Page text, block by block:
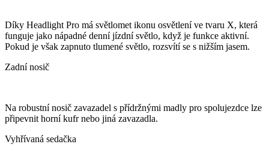
Díky Headlight Pro má světlomet ikonu osvětlení ve tvaru X, která
funguje jako nápadné denní jízdní světlo, když je funkce aktivní.
Pokud je však zapnuto tlumené světlo, rozsvítí se s nižším jasem.
Zadní nosič
Na robustní nosič zavazadel s přídržnými madly pro spolujezdce lze
připevnit horní kufr nebo jiná zavazadla.
Vyhřívaná sedačka